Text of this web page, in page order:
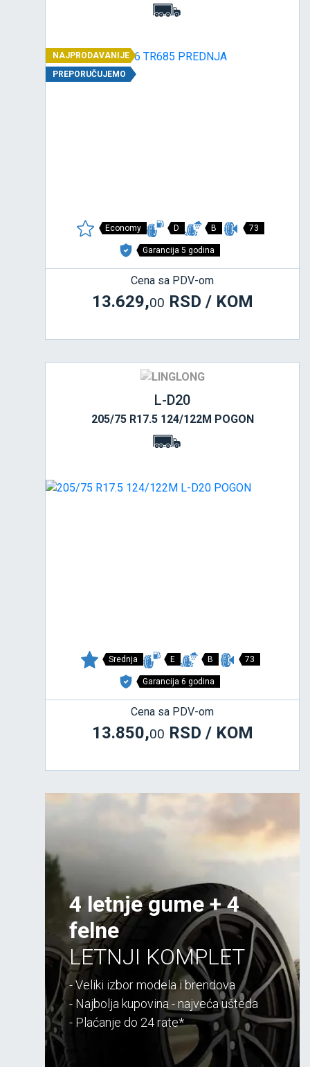
NAJPRODAVANIJE
PREPORUČUJEMO
Economy D B 73
Garancija 5 godina
Cena sa PDV-om
13.629,00 RSD / KOM
L-D20
205/75 R17.5 124/122M POGON
Srednja E B 73
Garancija 6 godina
Cena sa PDV-om
13.850,00 RSD / KOM
4 letnje gume + 4
felne
LETNJI KOMPLET
- Veliki izbor modela i brendova
- Najbolja kupovina - najveća ušteda
- Plaćanje do 24 rate*